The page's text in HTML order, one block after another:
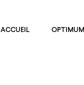
ACCUEIL OPTIMUM